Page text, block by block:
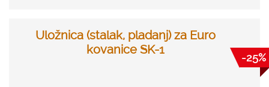
Uložnica (stalak, pladanj) za Euro
kovanice SK-1
-25%